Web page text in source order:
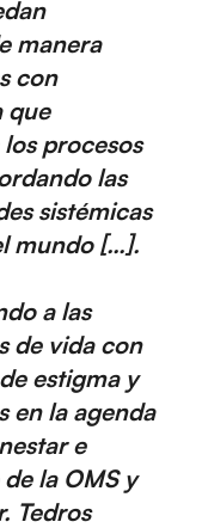
manera
con
que
procesos
las
sistémicas
mundo […].
a las
de vida con
estigma y
en la agenda
e
la OMS y
Tedros